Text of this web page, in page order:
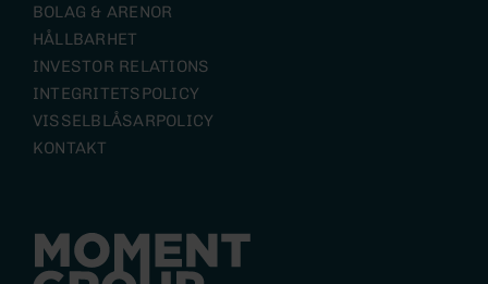
BOLAG & ARENOR
HÅLLBARHET
INVESTOR RELATIONS
INTEGRITETSPOLICY
VISSELBLÅSARPOLICY
KONTAKT